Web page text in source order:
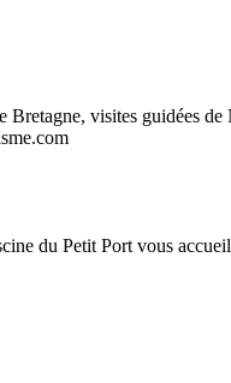
visites guidées
du Petit Port vous